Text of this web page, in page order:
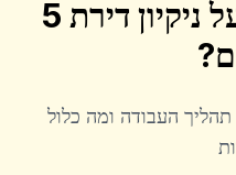
ניקיון דירת 5
?
העבודה ומה כלול